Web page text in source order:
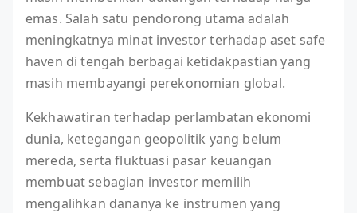
emas. Salah satu pendorong utama adalah
meningkatnya minat investor terhadap aset safe
haven di tengah berbagai ketidakpastian yang
masih membayangi perekonomian global.
Kekhawatiran terhadap perlambatan ekonomi
dunia, ketegangan geopolitik yang belum
mereda, serta fluktuasi pasar keuangan
membuat sebagian investor memilih
mengalihkan dananya ke instrumen yang